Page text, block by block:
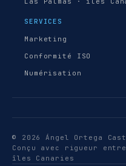
SERVICES
Marketing
Conformité ISO
Numérisation
© 2026 Ángel Ortega
Conçu avec rigueur
îles Canaries